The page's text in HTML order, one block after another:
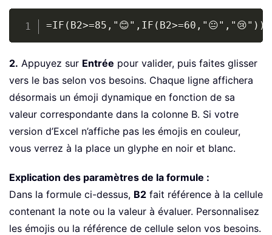
=IF(B2>=85,"😊",IF(B2>=60,"😐","😢"))
Copy
2. Appuyez sur Entrée pour valider, puis faites glisser
vers le bas selon vos besoins. Chaque ligne affichera
désormais un émoji dynamique en fonction de sa
valeur correspondante dans la colonne B. Si votre
version d’Excel n’affiche pas les émojis en couleur,
vous verrez à la place un glyphe en noir et blanc.
Explication des paramètres de la formule :
Dans la formule ci-dessus, B2 fait référence à la cellule
contenant la note ou la valeur à évaluer. Personnalisez
les émojis ou la référence de cellule selon vos besoins.